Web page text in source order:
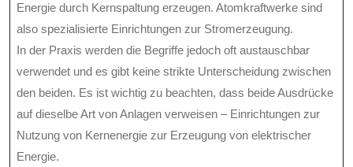
Energie durch Kernspaltung erzeugen. Atomkraftwerke sind
also spezialisierte Einrichtungen zur Stromerzeugung.
In der Praxis werden die Begriffe jedoch oft austauschbar
verwendet und es gibt keine strikte Unterscheidung zwischen
den beiden. Es ist wichtig zu beachten, dass beide Ausdrücke
auf dieselbe Art von Anlagen verweisen – Einrichtungen zur
Nutzung von Kernenergie zur Erzeugung von elektrischer
Energie.